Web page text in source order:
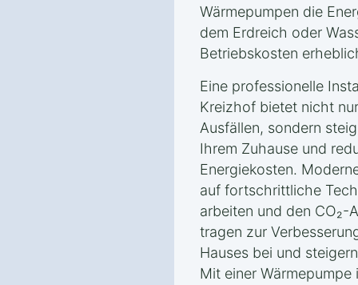
Wärmepumpen die
dem Erdreich oder
Betriebskosten
Eine professionelle
Kreizhof bietet nicht
Ausfällen, sondern
Ihrem Zuhause und
Energiekosten.
auf fortschrittliche
arbeiten und den CO₂-
tragen zur
Hauses bei und
Mit einer Wärmepumpe